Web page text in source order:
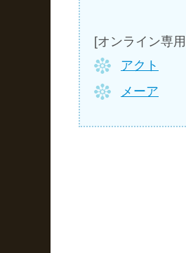
[オンライン専
アクト
メーア